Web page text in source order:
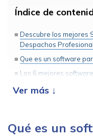
Índice de
Descubre los mejores
Despachos
Que es un software
Los 6 mejores
Billin para
Qué es un